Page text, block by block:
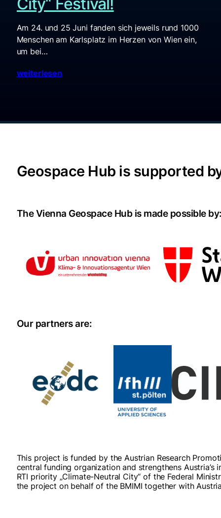
Am 24. und 25 Juni fanden sich jeweils rund 1000
Menschen am Karlsplatz im Herzen von Wien ein,
um bei…
weiterlesen
Geospace Hub is supported
The Vienna Geospace Hub is made possible
Our partners are:
This project is funded by the Austrian Research
central funding organization and strengthens
RTI priority „Climate-Neutral City“ of the Federal
the project on behalf of the BMIMI together with